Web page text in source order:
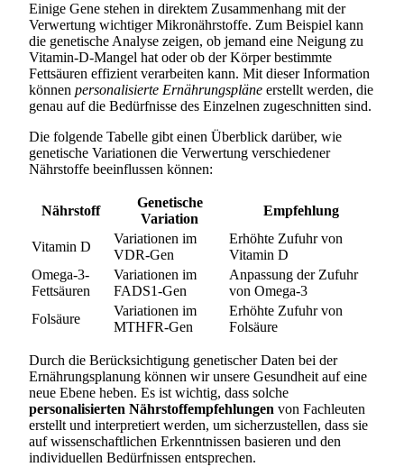
Einige Gene stehen in direktem Zusammenhang mit der
Verwertung wichtiger Mikronährstoffe. Zum Beispiel kann
die genetische Analyse zeigen, ob jemand eine Neigung zu
Vitamin-D-Mangel hat oder ob der Körper bestimmte
Fettsäuren effizient verarbeiten kann. Mit dieser Information
können personalisierte Ernährungspläne erstellt werden, die
genau auf die Bedürfnisse des Einzelnen zugeschnitten sind.
Die folgende Tabelle gibt einen Überblick darüber, wie
genetische Variationen die Verwertung verschiedener
Nährstoffe beeinflussen können:
Nährstoff
Genetische
Variation
Empfehlung
Vitamin D
Variationen im
VDR-Gen
Erhöhte Zufuhr von
Vitamin D
Omega-3-
Fettsäuren
Variationen im
FADS1-Gen
Anpassung der Zufuhr
von Omega-3
Folsäure
Variationen im
MTHFR-Gen
Erhöhte Zufuhr von
Folsäure
Durch die Berücksichtigung genetischer Daten bei der
Ernährungsplanung können wir unsere Gesundheit auf eine
neue Ebene heben. Es ist wichtig, dass solche
personalisierten Nährstoffempfehlungen von Fachleuten
erstellt und interpretiert werden, um sicherzustellen, dass sie
auf wissenschaftlichen Erkenntnissen basieren und den
individuellen Bedürfnissen entsprechen.